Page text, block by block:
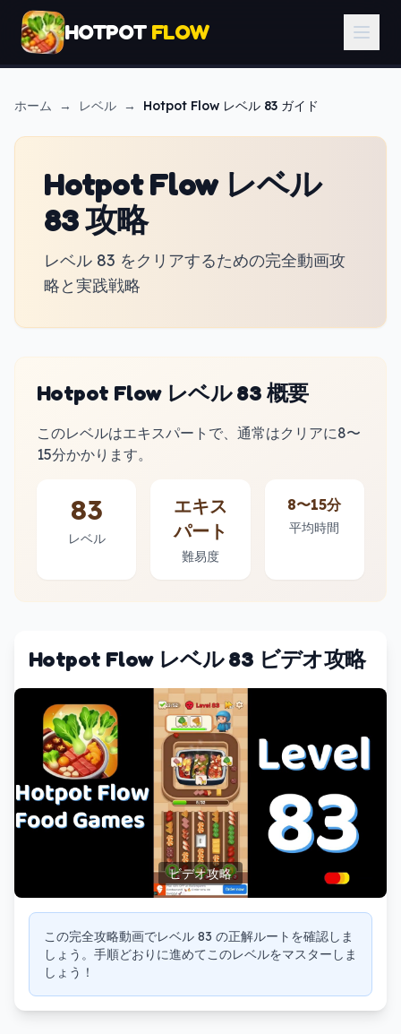
HOTPOT FLOW
ホーム → レベル → Hotpot Flow レベル 83 ガイド
Hotpot Flow レベル
83 攻略
レベル 83 をクリアするための完全動画攻
略と実践戦略
Hotpot Flow レベル 83 概要
このレベルはエキスパートで、通常はクリアに8〜
15分かかります。
83
レベル
エキス
パート
難易度
8〜15分
平均時間
Hotpot Flow レベル 83 ビデオ攻略
ビデオ攻略
この完全攻略動画でレベル 83 の正解ルートを確認しま
しょう。手順どおりに進めてこのレベルをマスターしま
しょう！